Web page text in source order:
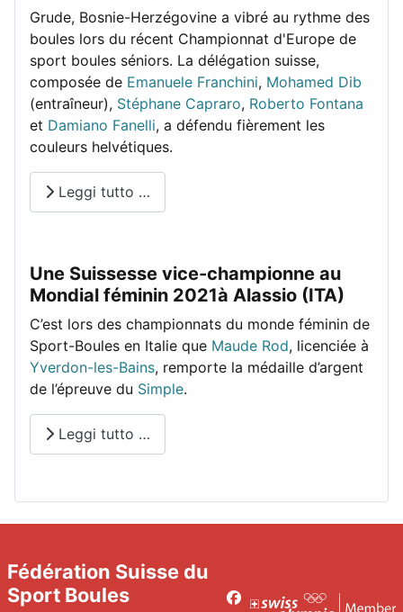
Grude, Bosnie-Herzégovine a vibré au rythme des
boules lors du récent Championnat d'Europe de
sport boules séniors. La délégation suisse,
composée de Emanuele Franchini, Mohamed Dib
(entraîneur), Stéphane Capraro, Roberto Fontana
et Damiano Fanelli, a défendu fièrement les
couleurs helvétiques.
Leggi tutto …
Une Suissesse vice-championne au
Mondial féminin 2021à Alassio (ITA)
C’est lors des championnats du monde féminin de
Sport-Boules en Italie que Maude Rod, licenciée à
Yverdon-les-Bains, remporte la médaille d’argent
de l’épreuve du Simple.
Leggi tutto …
Fédération Suisse du
Sport Boules
Facebook